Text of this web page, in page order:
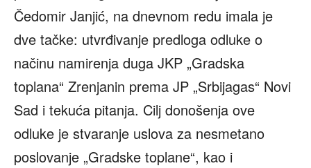
Čedomir Janjić, na dnevnom redu imala je
dve tačke: utvrđivanje predloga odluke o
načinu namirenja duga JKP „Gradska
toplana“ Zrenjanin prema JP „Srbijagas“ Novi
Sad i tekuća pitanja. Cilj donošenja ove
odluke je stvaranje uslova za nesmetano
poslovanje „Gradske toplane“, kao i